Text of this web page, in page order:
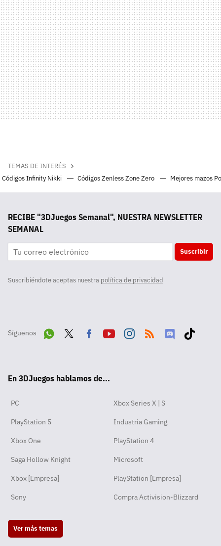
TEMAS DE INTERÉS
Códigos Infinity Nikki
Códigos Zenless Zone Zero Mejores mazos
RECIBE "3DJuegos Semanal", NUESTRA NEWSLETTER
SEMANAL
Suscribir
Suscribiéndote aceptas nuestra política de privacidad
Síguenos
pp
ok
En 3DJuegos hablamos de...
PC Xbox Series X | S
PlayStation 5 Industria Gaming
Xbox One PlayStation 4
Saga Hollow Knight Microsoft
Xbox [Empresa] PlayStation [Empresa]
Sony Compra Activision-Blizzard
Ver más temas